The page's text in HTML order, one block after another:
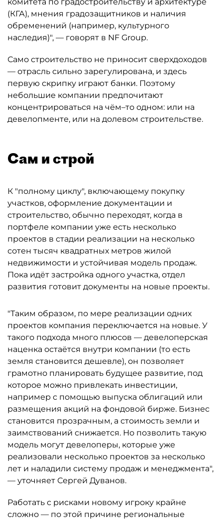
(КГА), мнения градозащитников и наличия
обременений (например, культурного
наследия)", — говорят в NF Group.
Само строительство не приносит сверхдоходов
— отрасль сильно зарегулирована, и здесь
первую скрипку играют банки. Поэтому
небольшие компании предпочитают
концентрироваться на чём–то одном: или на
девелопменте, или на долевом строительстве.
Сам и строй
К "полному циклу", включающему покупку
участков, оформление документации и
строительство, обычно переходят, когда в
портфеле компании уже есть несколько
проектов в стадии реализации на несколько
сотен тысяч квадратных метров жилой
недвижимости и устойчивая модель продаж.
Пока идёт застройка одного участка, отдел
развития готовит документы на новые проекты.
"Таким образом, по мере реализации одних
проектов компания переключается на новые. У
такого подхода много плюсов — девелоперская
наценка остаётся внутри компании (то есть
земля становится дешевле), он позволяет
грамотно планировать будущее развитие, под
которое можно привлекать инвестиции,
например с помощью выпуска облигаций или
размещения акций на фондовой бирже. Бизнес
становится прозрачным, а стоимость земли и
заимствований снижается. Но позволить такую
модель могут девелоперы, которые уже
реализовали несколько проектов за несколько
лет и наладили систему продаж и менеджмента",
— уточняет Сергей Дуванов.
Работать с рисками новому игроку крайне
сложно — по этой причине региональные